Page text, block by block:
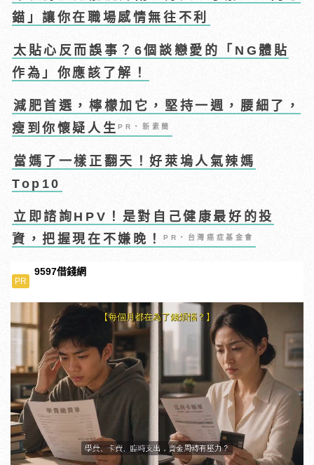
錨」讓你在職場感情無往不利
太貼心反而誤事？6個談戀愛的「NG體貼
作為」你應該了解！
減肥首選，檸檬加它，堅持一週，腰細了，
瘦到你懷疑人生PR・新素簡
當媽了一樣正翻天！好萊塢人氣辣媽
Top10
立即諮詢HPV！是對自己健康最好的投
資，把握現在不嫌晚！PR・台灣癌症基金會
PR
9597借錢網